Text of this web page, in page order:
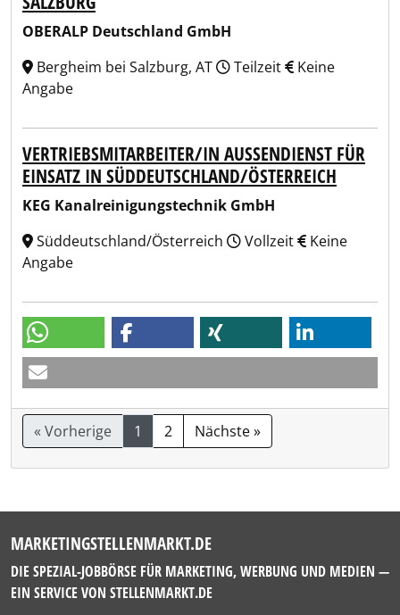
OBERALP Deutschland GmbH
Bergheim bei Salzburg, AT
Teilzeit
Keine
Angabe
VERTRIEBSMITARBEITER/IN AUSSENDIENST FÜR E
INSATZ IN SÜDDEUTSCHLAND/ÖSTERREICH
KEG Kanalreinigungstechnik GmbH
Süddeutschland/Österreich
Vollzeit
Keine
Angabe
« Vorherige 1 2 Nächste »
MARKETINGSTELLENMARKT.DE
DIE SPEZIAL-JOBBÖRSE FÜR MARKETING, WERBUNG UND MEDIEN —
EIN SERVICE VON STELLENMARKT.DE